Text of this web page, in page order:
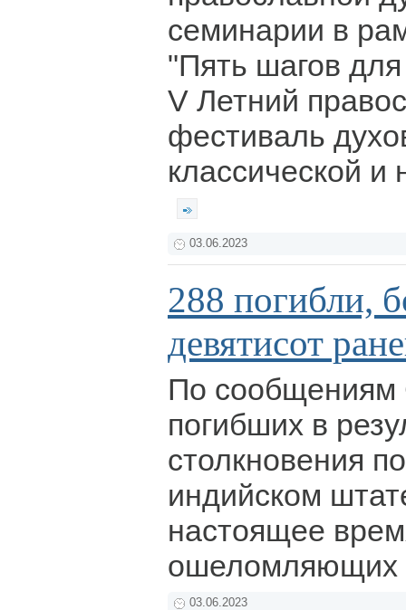
семинарии в
"Пять шагов
V Летний
фестиваль
классической и
03.06.2023
288 погибли,
девятисот
По
погибших в
столкновения
индийском
настоящее
ошеломляющих
03.06.2023